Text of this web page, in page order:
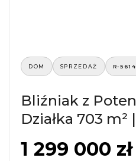
DOM SPRZEDAŻ R-
Bliźniak z
Działka 703 m²
1 299 000 zł